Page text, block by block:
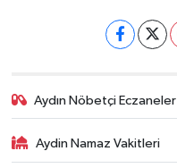
Aydın Nöbetçi Eczaneler
Aydin Namaz Vakitleri